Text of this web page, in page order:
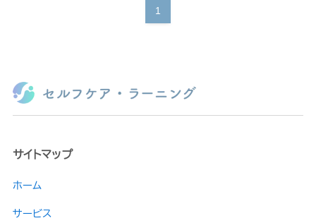
1
サイトマップ
ホーム
サービス